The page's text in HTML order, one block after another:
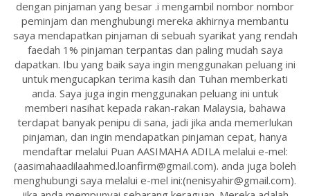
dengan pinjaman yang besar .i mengambil nombor nombor
peminjam dan menghubungi mereka akhirnya membantu
saya mendapatkan pinjaman di sebuah syarikat yang rendah
faedah 1% pinjaman terpantas dan paling mudah saya
dapatkan. Ibu yang baik saya ingin menggunakan peluang ini
untuk mengucapkan terima kasih dan Tuhan memberkati
anda. Saya juga ingin menggunakan peluang ini untuk
memberi nasihat kepada rakan-rakan Malaysia, bahawa
terdapat banyak penipu di sana, jadi jika anda memerlukan
pinjaman, dan ingin mendapatkan pinjaman cepat, hanya
mendaftar melalui Puan AASIMAHA ADILA melalui e-mel:
(aasimahaadilaahmed.loanfirm@gmail.com). anda juga boleh
menghubungi saya melalui e-mel ini:(nenisyahir@gmail.com).